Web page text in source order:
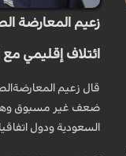
زعيم المعارضة
ائتلاف إقليمي
قال زعيم
ضعف غير مسبوق
السعودية ودول